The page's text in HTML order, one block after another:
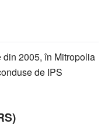
2005, în Mitropolia
de IPS